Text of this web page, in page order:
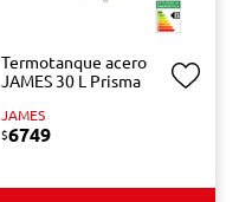
Termotanque acero
JAMES 30 L Prisma
JAMES
$6749